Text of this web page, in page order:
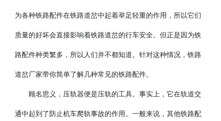
为各种铁路配件在铁路道岔中起着举足轻重的作用，所以它们
质量的好坏会直接影响着铁路道岔的行车安全。但正是因为铁
路配件种类繁多，所以人们并不都知道。针对这种情况，铁路
道岔厂家带你简单了解几种常见的铁路配件。
顾名思义，压轨器便是压轨的工具。事实上，它在轨道交
通中起到了防止机车爬轨事故的作用。一般来说，其他铁路配